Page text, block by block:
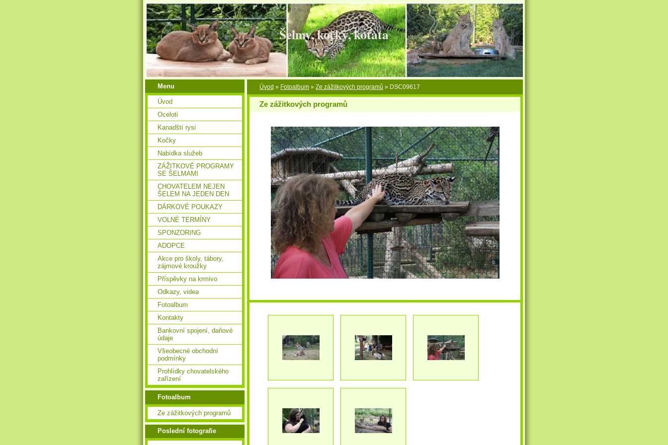
Šelmy, kočky, koťata
Úvod » Fotoalbum » Ze zážitkových programů » DSC09617
Ze zážitkových programů
Menu
Úvod
Oceloti
Kanadští rysi
Kočky
Nabídka služeb
ZÁŽITKOVÉ PROGRAMY
SE ŠELMAMI
CHOVATELEM NEJEN
ŠELEM NA JEDEN DEN
DÁRKOVÉ POUKAZY
VOLNÉ TERMÍNY
SPONZORING
ADOPCE
Akce pro školy, tábory,
zájmové kroužky
Příspěvky na krmivo
Odkazy, videa
Fotoalbum
Kontakty
Bankovní spojení, daňové
údaje
Všeobecné obchodní
podmínky
Prohlídky chovatelského
zařízení
Fotoalbum
Ze zážitkových programů
Poslední fotografie